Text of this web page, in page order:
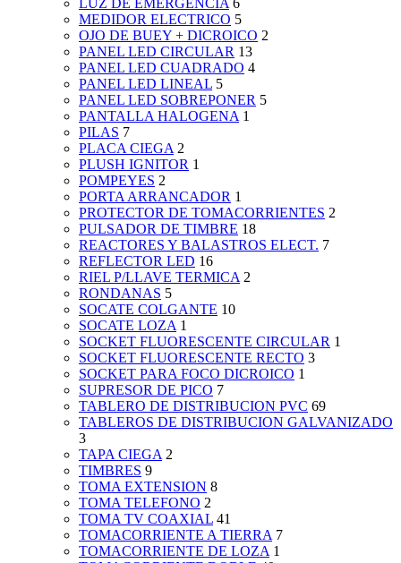
LUZ DE EMERGENCIA 6
MEDIDOR ELECTRICO 5
OJO DE BUEY + DICROICO 2
PANEL LED CIRCULAR 13
PANEL LED CUADRADO 4
PANEL LED LINEAL 5
PANEL LED SOBREPONER 5
PANTALLA HALOGENA 1
PILAS 7
PLACA CIEGA 2
PLUSH IGNITOR 1
POMPEYES 2
PORTA ARRANCADOR 1
PROTECTOR DE TOMACORRIENTES 2
PULSADOR DE TIMBRE 18
REACTORES Y BALASTROS ELECT. 7
REFLECTOR LED 16
RIEL P/LLAVE TERMICA 2
RONDANAS 5
SOCATE COLGANTE 10
SOCATE LOZA 1
SOCKET FLUORESCENTE CIRCULAR 1
SOCKET FLUORESCENTE RECTO 3
SOCKET PARA FOCO DICROICO 1
SUPRESOR DE PICO 7
TABLERO DE DISTRIBUCION PVC 69
TABLEROS DE DISTRIBUCION GALVANIZADO
3
TAPA CIEGA 2
TIMBRES 9
TOMA EXTENSION 8
TOMA TELEFONO 2
TOMA TV COAXIAL 41
TOMACORRIENTE A TIERRA 7
TOMACORRIENTE DE LOZA 1